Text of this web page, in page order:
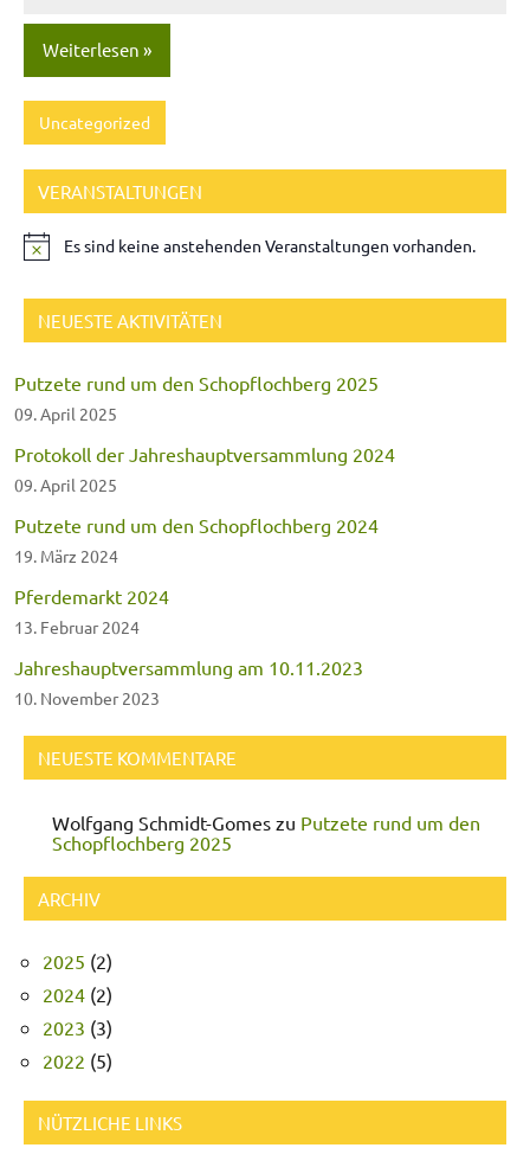
Weiterlesen
Uncategorized
VERANSTALTUNGEN
Es sind keine anstehenden Veranstaltungen vorhanden.
NEUESTE AKTIVITÄTEN
Putzete rund um den Schopflochberg 2025
09. April 2025
Protokoll der Jahreshauptversammlung 2024
09. April 2025
Putzete rund um den Schopflochberg 2024
19. März 2024
Pferdemarkt 2024
13. Februar 2024
Jahreshauptversammlung am 10.11.2023
10. November 2023
NEUESTE KOMMENTARE
Wolfgang Schmidt-Gomes zu Putzete rund um den
Schopflochberg 2025
ARCHIV
2025 (2)
2024 (2)
2023 (3)
2022 (5)
NÜTZLICHE LINKS